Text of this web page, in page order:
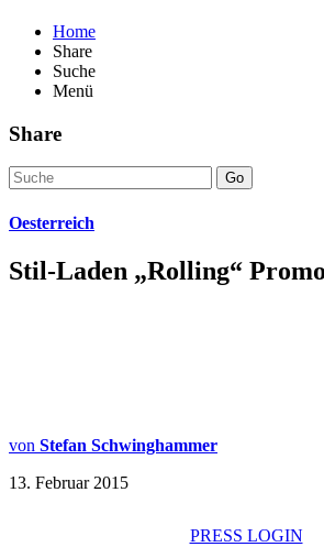
Home
Share
Suche
Menü
Share
Go
Oesterreich
Stil-Laden „Rolling“
von Stefan Schwinghammer
13. Februar 2015
PRESS LOGIN